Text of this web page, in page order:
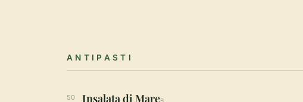
ANTIPASTI
50 Insalata di MareB